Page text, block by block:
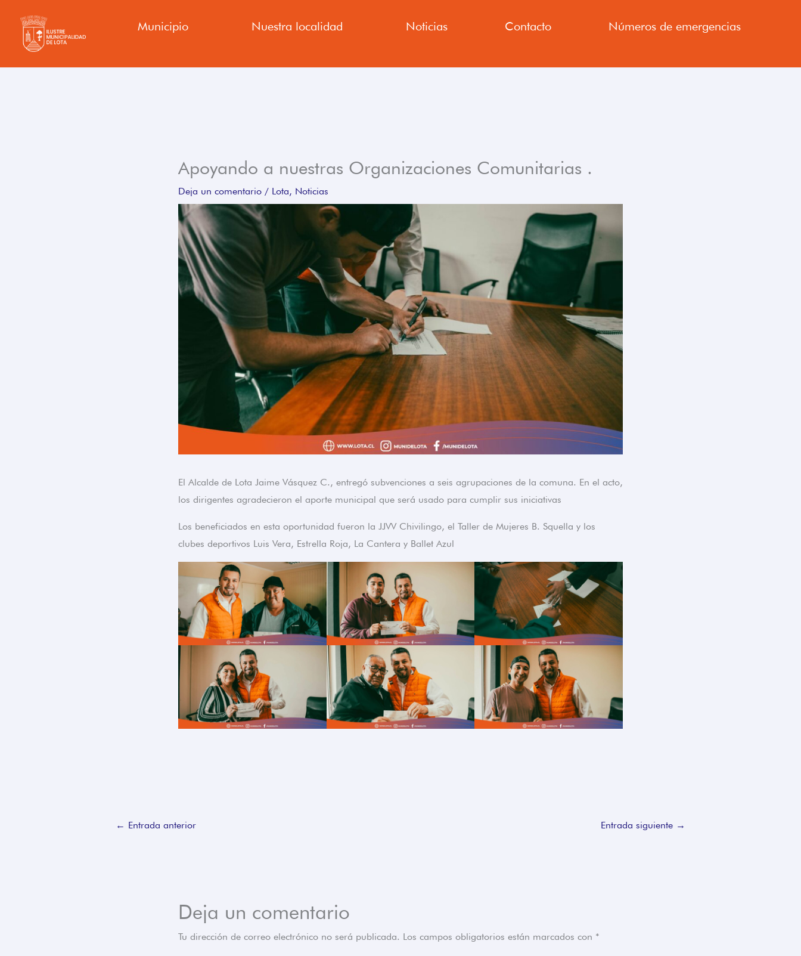
contenido
Municipio Nuestra localidad Noticias Contacto Números de emergencias
Apoyando a nuestras Organizaciones Comunitarias .
Deja un comentario / Lota, Noticias
El Alcalde de Lota Jaime Vásquez C., entregó subvenciones a seis agrupaciones de la comuna. En el acto,
los dirigentes agradecieron el aporte municipal que será usado para cumplir sus iniciativas
Los beneficiados en esta oportunidad fueron la JJVV Chivilingo, el Taller de Mujeres B. Squella y los
clubes deportivos Luis Vera, Estrella Roja, La Cantera y Ballet Azul
← Entrada anterior Entrada siguiente →
Deja un comentario
Tu dirección de correo electrónico no será publicada. Los campos obligatorios están marcados con *